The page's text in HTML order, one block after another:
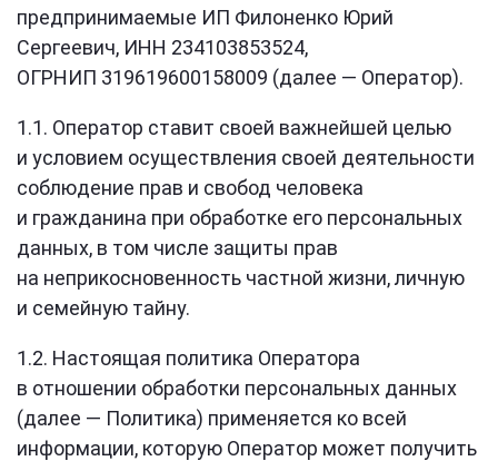
предпринимаемые ИП Филоненко Юрий
Сергеевич, ИНН 234103853524,
ОГРНИП 319619600158009 (далее — Оператор).
1.1. Оператор ставит своей важнейшей целью
и условием осуществления своей деятельности
соблюдение прав и свобод человека
и гражданина при обработке его персональных
данных, в том числе защиты прав
на неприкосновенность частной жизни, личную
и семейную тайну.
1.2. Настоящая политика Оператора
в отношении обработки персональных данных
(далее — Политика) применяется ко всей
информации, которую Оператор может получить